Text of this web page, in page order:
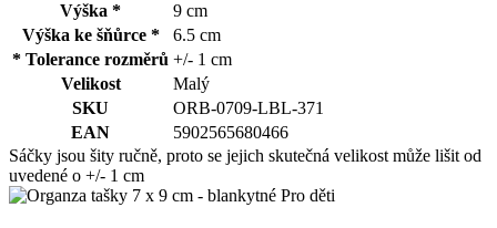
Výška *
9 cm
Výška ke šňůrce *
6.5 cm
* Tolerance rozměrů +/- 1 cm
Velikost
Malý
SKU
ORB-0709-LBL-371
EAN
5902565680466
Sáčky jsou šity ručně, proto se jejich skutečná velikost může lišit od
uvedené o +/- 1 cm